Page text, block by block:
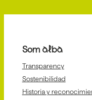
Som alba
Transparency
Sostenibilidad
Historia y